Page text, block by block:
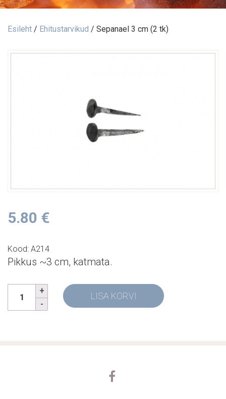
Esileht / Ehitustarvikud / Sepanael 3 cm (2 tk)
5.80 €
Kood: A214
Pikkus ~3 cm, katmata.
LISA KORVI